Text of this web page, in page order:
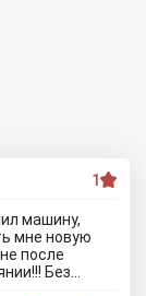
1
машину,
мне новую
после
Без